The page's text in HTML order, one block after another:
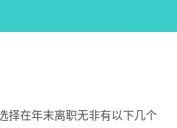
择在年末离职无非有以下几个